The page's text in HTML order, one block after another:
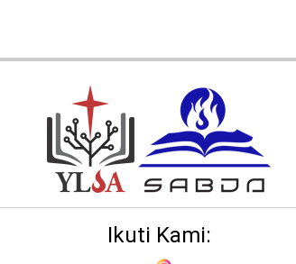
Ikuti Kami: